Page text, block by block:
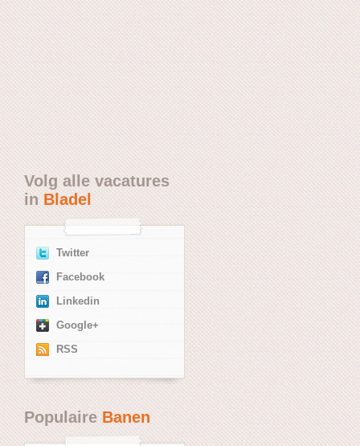
Volg alle vacatures
inBladel
Twitter
Facebook
Linkedin
Google+
RSS
PopulaireBanen